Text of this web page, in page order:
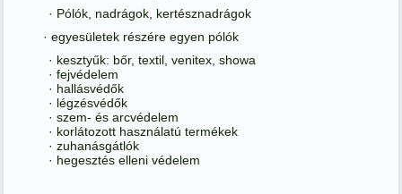
· Pólók, nadrágok, kertésznadrágok
· egyesületek részére egyen pólók
· kesztyűk: bőr, textil, venitex, showa
· fejvédelem
· hallásvédők
· légzésvédők
· szem- és arcvédelem
· korlátozott használatú termékek
· zuhanásgátlók
· hegesztés elleni védelem